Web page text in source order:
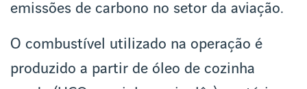
emissões de carbono no setor da aviação.
O combustível utilizado na operação é
produzido a partir de óleo de cozinha